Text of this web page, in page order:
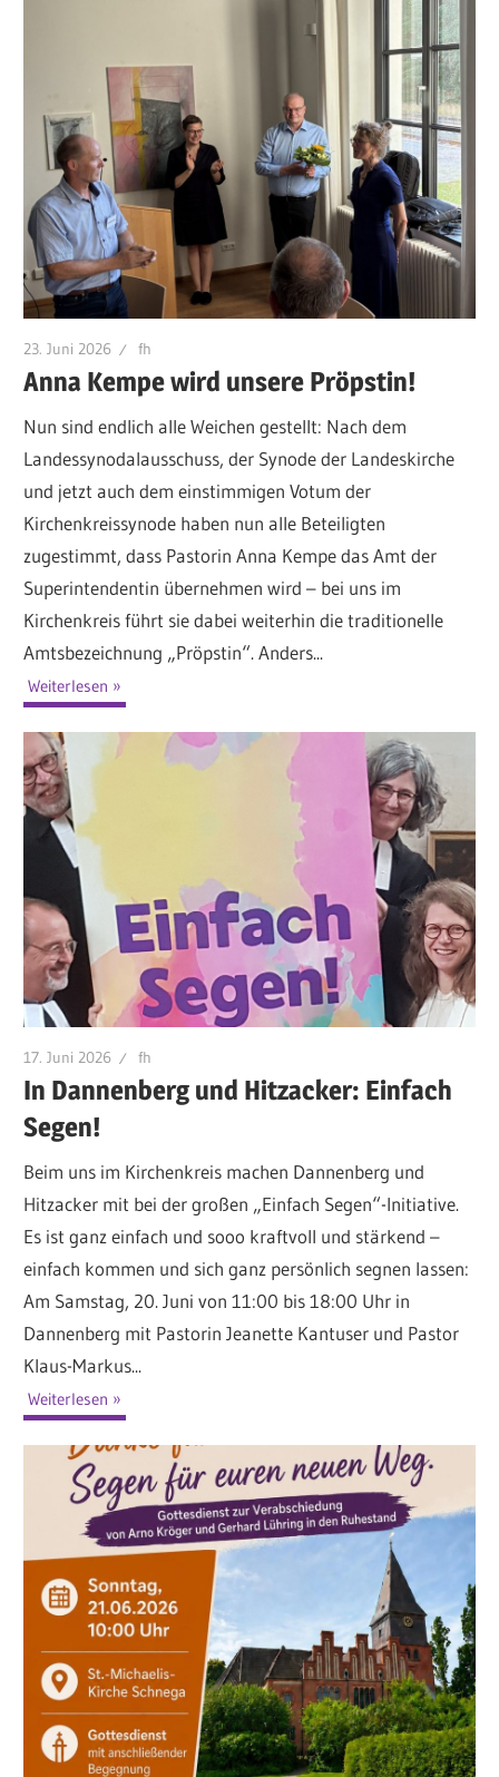
23. Juni 2026 fh
Anna Kempe wird unsere Pröpstin!
Nun sind endlich alle Weichen gestellt: Nach dem
Landessynodalausschuss, der Synode der Landeskirche
und jetzt auch dem einstimmigen Votum der
Kirchenkreissynode haben nun alle Beteiligten
zugestimmt, dass Pastorin Anna Kempe das Amt der
Superintendentin übernehmen wird – bei uns im
Kirchenkreis führt sie dabei weiterhin die traditionelle
Amtsbezeichnung „Pröpstin“. Anders...
Weiterlesen
17. Juni 2026 fh
In Dannenberg und Hitzacker: Einfach
Segen!
Beim uns im Kirchenkreis machen Dannenberg und
Hitzacker mit bei der großen „Einfach Segen“-Initiative.
Es ist ganz einfach und sooo kraftvoll und stärkend –
einfach kommen und sich ganz persönlich segnen lassen:
Am Samstag, 20. Juni von 11:00 bis 18:00 Uhr in
Dannenberg mit Pastorin Jeanette Kantuser und Pastor
Klaus-Markus...
Weiterlesen